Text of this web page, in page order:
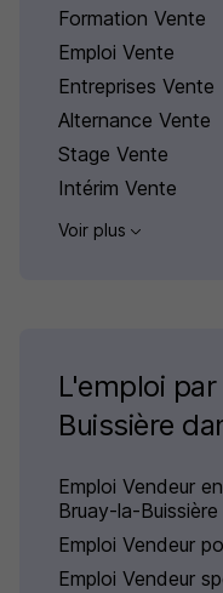
Formation Vente
Emploi Vente
Entreprises Vente
Alternance Vente
Stage Vente
Intérim Vente
Voir plus
L'emploi
Buissière
Emploi Vendeur
Bruay-la-Buissière
Emploi Vendeur
Emploi Vendeur